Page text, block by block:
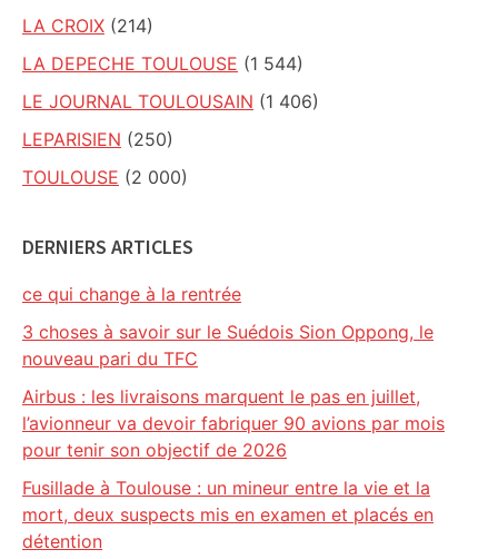
LA CROIX (214)
LA DEPECHE TOULOUSE (1 544)
LE JOURNAL TOULOUSAIN (1 406)
LEPARISIEN (250)
TOULOUSE (2 000)
DERNIERS ARTICLES
ce qui change à la rentrée
3 choses à savoir sur le Suédois Sion Oppong, le
nouveau pari du TFC
Airbus : les livraisons marquent le pas en juillet,
l’avionneur va devoir fabriquer 90 avions par mois
pour tenir son objectif de 2026
Fusillade à Toulouse : un mineur entre la vie et la
mort, deux suspects mis en examen et placés en
détention